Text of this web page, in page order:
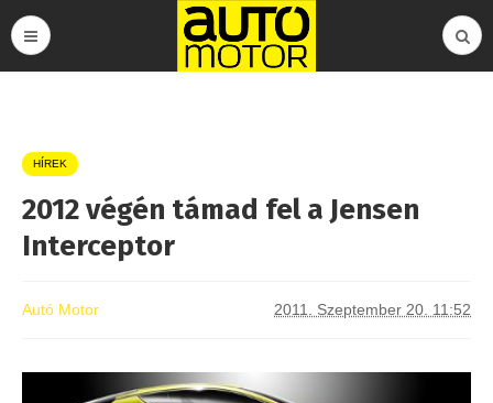
HÍREK
2012 végén támad fel a Jensen
Interceptor
Autó Motor 2011. Szeptember 20. 11:52